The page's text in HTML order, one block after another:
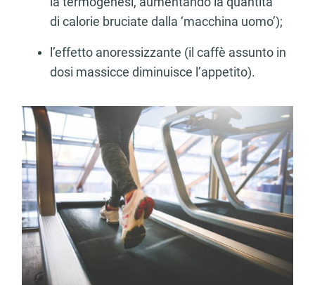
di calorie bruciate dalla ‘macchina uomo’);
l’effetto anoressizzante (il caffè assunto in
dosi massicce diminuisce l’appetito).